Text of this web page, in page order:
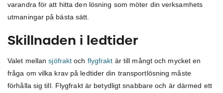
varandra för att hitta den lösning som möter din verksamhets
utmaningar på bästa sätt.
Skillnaden i ledtider
Valet mellansjöfrakt och flygfrakt är till mångt och mycket en
fråga om vilka krav på ledtider din transportlösning måste
förhålla sig till. Flygfrakt är betydligt snabbare och är därmed ett